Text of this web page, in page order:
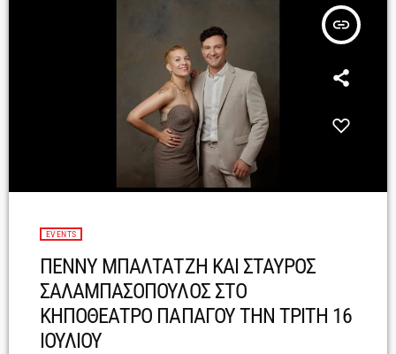
insert_link
EVENTS
ΠΕΝΝΥ ΜΠΑΛΤΑΤΖΗ ΚΑΙ ΣΤΑΥΡΟΣ
ΣΑΛΑΜΠΑΣΟΠΟΥΛΟΣ ΣΤΟ
ΚΗΠΟΘΕΑΤΡΟ ΠΑΠΑΓΟΥ ΤΗΝ ΤΡΙΤΗ 16
ΙΟΥΛΙΟΥ